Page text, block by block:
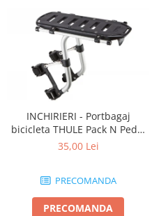
INCHIRIERI - Portbagaj
bicicleta THULE Pack N Pedal
tour rack
35,00 Lei
PRECOMANDA
PRECOMANDA